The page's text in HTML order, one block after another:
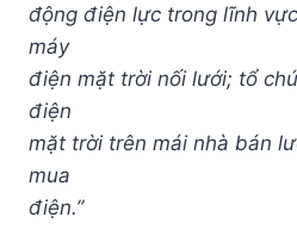
động điện lực trong lĩnh
máy
điện mặt trời nối lưới; tổ
điện
mặt trời trên mái nhà bán
mua
điện.”